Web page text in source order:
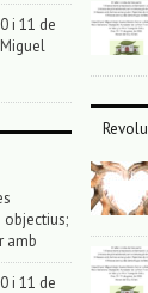
i 11 de
objectius;
amb
i 11 de